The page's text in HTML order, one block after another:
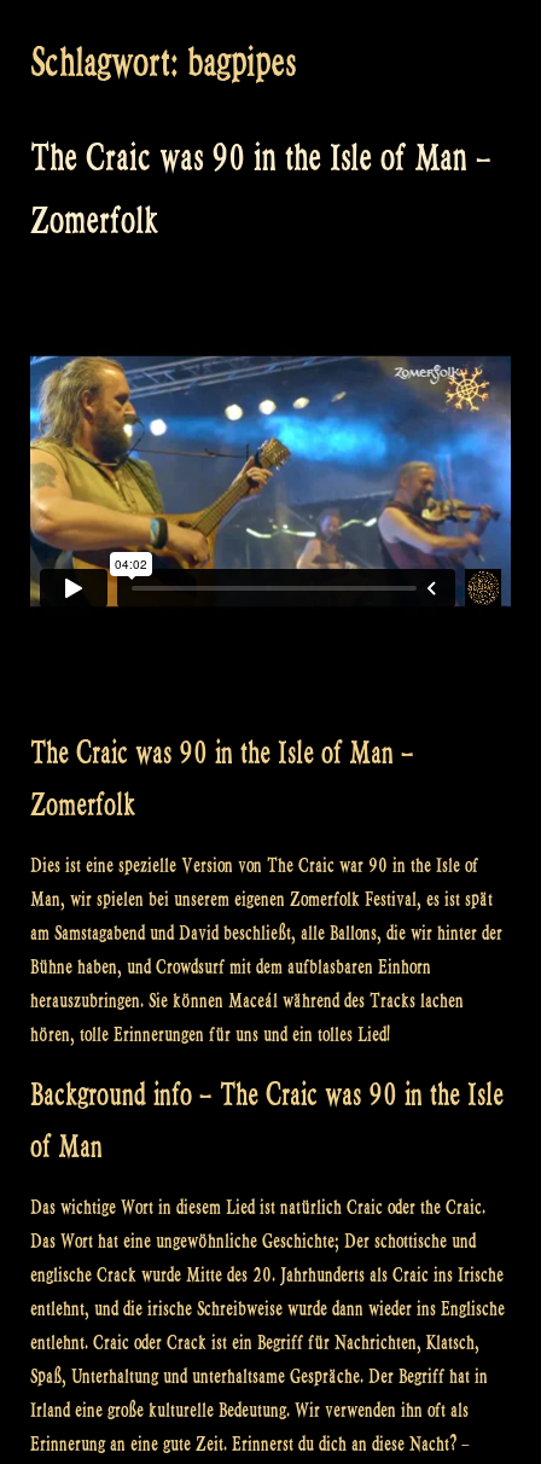
Schlagwort: bagpipes
The Craic was 90 in the Isle of Man –
Zomerfolk
The Craic was 90 in the Isle of Man –
Zomerfolk
Dies ist eine spezielle Version von The Craic war 90 in the Isle of
Man, wir spielen bei unserem eigenen Zomerfolk Festival, es ist spät
am Samstagabend und David beschließt, alle Ballons, die wir hinter der
Bühne haben, und Crowdsurf mit dem aufblasbaren Einhorn
herauszubringen. Sie können Maceál während des Tracks lachen
hören, tolle Erinnerungen für uns und ein tolles Lied!
Background info – The Craic was 90 in the Isle
of Man
Das wichtige Wort in diesem Lied ist natürlich Craic oder the Craic.
Das Wort hat eine ungewöhnliche Geschichte; Der schottische und
englische Crack wurde Mitte des 20. Jahrhunderts als Craic ins Irische
entlehnt, und die irische Schreibweise wurde dann wieder ins Englische
entlehnt. Craic oder Crack ist ein Begriff für Nachrichten, Klatsch,
Spaß, Unterhaltung und unterhaltsame Gespräche. Der Begriff hat in
Irland eine große kulturelle Bedeutung. Wir verwenden ihn oft als
Erinnerung an eine gute Zeit. Erinnerst du dich an diese Nacht? –